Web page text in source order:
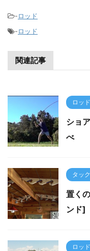
-ロッド
-ロッド
関連記事
ロッド
ショ
べ
タッ
置く
ンド]
ロッド